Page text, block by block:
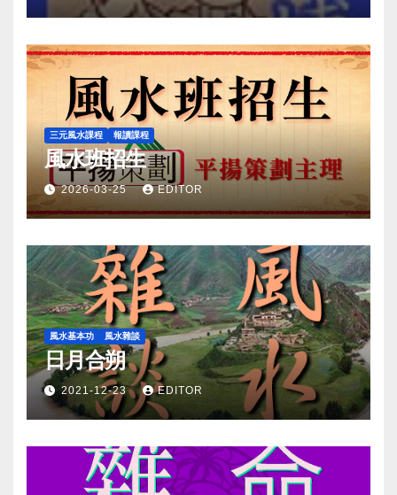
三元風水課程 報讀課程
風水班招生
2026-03-25 EDITOR
風水基本功 風水雜談
日月合朔
2021-12-23 EDITOR